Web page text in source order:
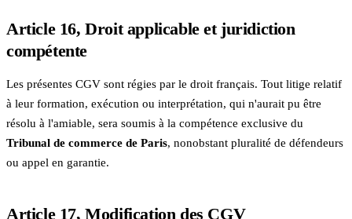
Article 16, Droit applicable et juridiction
compétente
Les présentes CGV sont régies par le droit français. Tout litige relatif
à leur formation, exécution ou interprétation, qui n'aurait pu être
résolu à l'amiable, sera soumis à la compétence exclusive du
Tribunal de commerce de Paris, nonobstant pluralité de défendeurs
ou appel en garantie.
Article 17, Modification des CGV